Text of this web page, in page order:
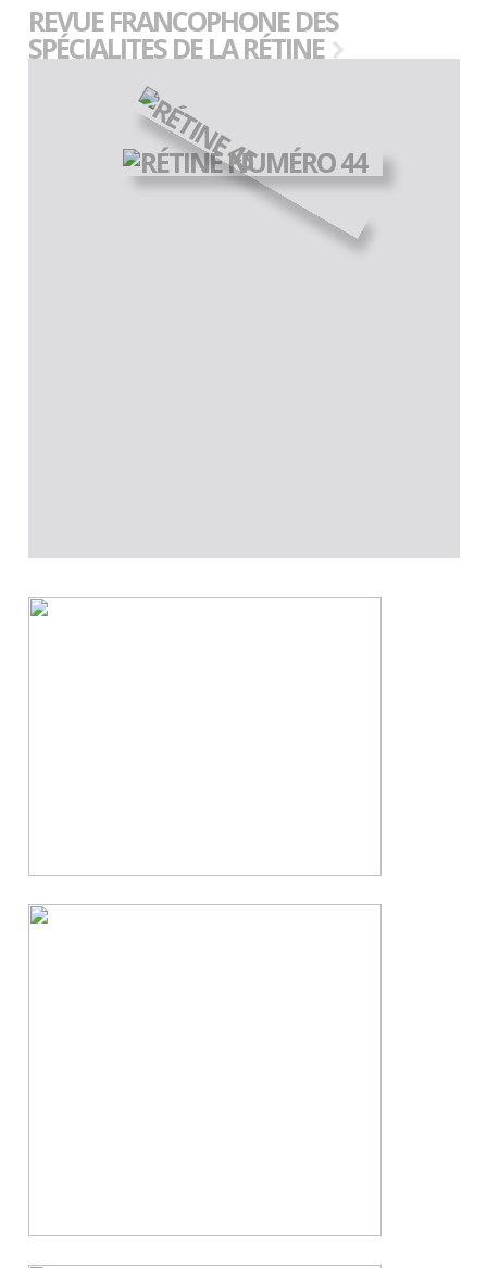
REVUE FRANCOPHONE DES
SPÉCIALITES DE LA RÉTINE